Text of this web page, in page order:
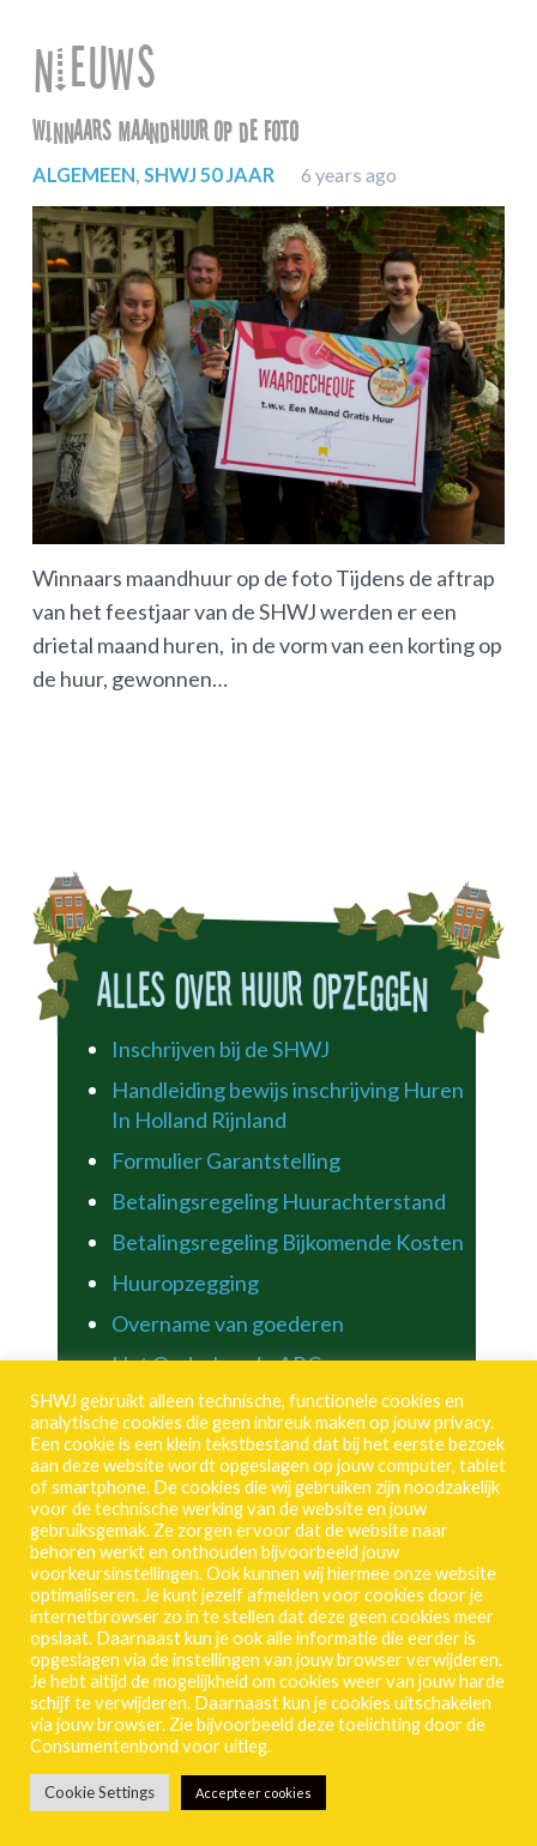
Nieuws
Winnaars maandhuur op de foto
ALGEMEEN SHWJ 50 JAAR 6 years ago
Winnaars maandhuur op de foto Tijdens de aftrap
van het feestjaar van de SHWJ werden er een
drietal maand huren, in de vorm van een korting op
de huur, gewonnen…
Inschrijven bij de SHWJ
Handleiding bewijs inschrijving Huren
In Holland Rijnland
Formulier Garantstelling
Betalingsregeling Huurachterstand
Betalingsregeling Bijkomende Kosten
Huuropzegging
Overname van goederen
Het Onderhouds-ABC
Huisbewaarderschap
Overlast
Ik zoek een woning
Algemeen
Schrijf je hier in bij de SHWJ
Wachttijden
SHWJ gebruikt alleen technische, functionele cookies en
analytische cookies die geen inbreuk maken op jouw privacy.
Een cookie is een klein tekstbestand dat bij het eerste bezoek
aan deze website wordt opgeslagen op jouw computer, tablet
of smartphone. De cookies die wij gebruiken zijn noodzakelijk
voor de technische werking van de website en jouw
gebruiksgemak. Ze zorgen ervoor dat de website naar
behoren werkt en onthouden bijvoorbeeld jouw
voorkeursinstellingen. Ook kunnen wij hiermee onze website
optimaliseren. Je kunt jezelf afmelden voor cookies door je
internetbrowser zo in te stellen dat deze geen cookies meer
opslaat. Daarnaast kun je ook alle informatie die eerder is
opgeslagen via de instellingen van jouw browser verwijderen.
Je hebt altijd de mogelijkheid om cookies weer van jouw harde
schijf te verwijderen. Daarnaast kun je cookies uitschakelen
via jouw browser. Zie bijvoorbeeld deze toelichting door de
Consumentenbond voor uitleg.
Cookie Settings Accepteer cookies